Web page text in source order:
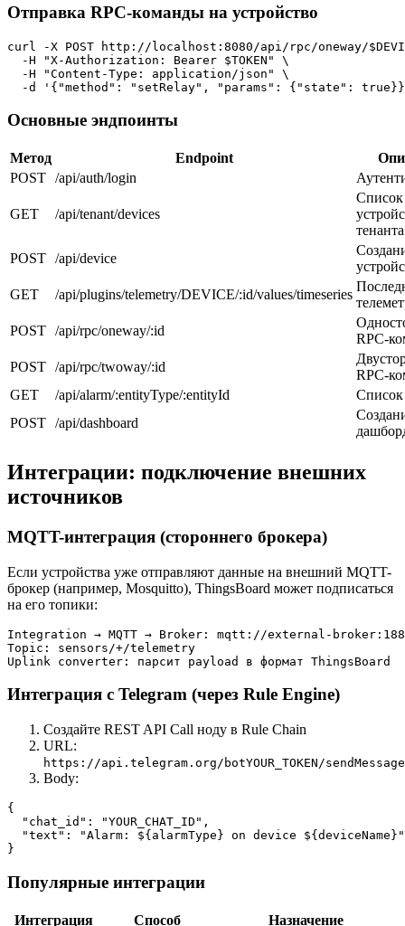
Отправка RPC-команды на устройство
curl -X POST http://localhost:8080/api/rpc/oneway/
  -H "X-Authorization: Bearer $TOKEN" \
  -H "Content-Type: application/json" \
Основные эндпоинты
Метод Endpoint
POST /api/auth/login
GET /api/tenant/devices
Список
тенанта
POST /api/device
GET
/api/plugins/telemetry/DEVICE/:id/values/timeseries
POST /api/rpc/oneway/:id
RPC-
POST /api/rpc/twoway/:id
RPC-
GET
/api/alarm/:entityType/:entityId
Список
POST /api/dashboard
Интеграции: подключение внешних
источников
MQTT-интеграция (стороннего брокера)
Если устройства уже отправляют данные на внешний MQTT-
брокер (например, Mosquitto), ThingsBoard может подписаться
на его топики:
Integration → MQTT → Broker: mqtt://external-
Topic: sensors/+/telemetry
Интеграция с Telegram (через Rule Engine)
Создайте REST API Call ноду в Rule Chain
URL:
https://api.telegram.org/botYOUR_TOKEN/sendMessage
Body:
{
  "chat_id": "YOUR_CHAT_ID",
  "text": "Alarm: ${alarmType} on device ${deviceName}"
Популярные интеграции
Интеграция Способ
Назначение